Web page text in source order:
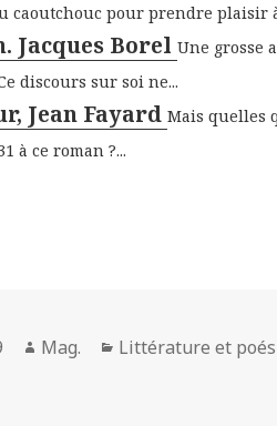
caoutchouc pour prendre plaisir
Jacques BorelUne grosse
discours sur soi ne...
Jean FayardMais quelles
à ce roman ?...
Auteur
Mag. Catégories
Littérature et